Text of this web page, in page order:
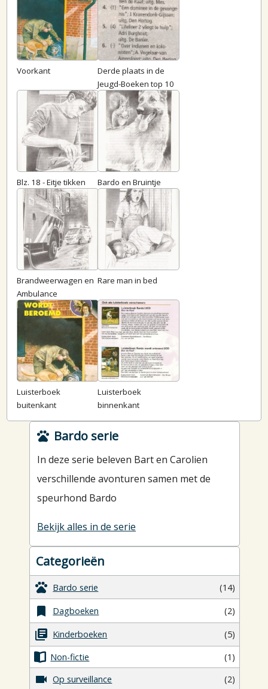
Voorkant
Derde plaats in de
Jeugd-Boeken top 10
Blz. 18 - Eitje tikken Bardo en Bruintje
Brandweerwagen en
Ambulance
Rare man in bed
Luisterboek
buitenkant
Luisterboek
binnenkant
Bardo serie
In deze serie beleven Bart en Carolien
verschillende avonturen samen met de
speurhond Bardo
Bekijk alles in de serie
Categorieën
Bardo serie (14)
Dagboeken (2)
Kinderboeken
(5)
Non-fictie
(1)
Op surveillance
(2)